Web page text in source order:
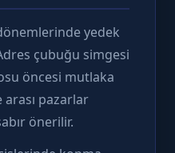
yedek
çubuğu simgesi
öncesi mutlaka
arası pazarlar
önerilir.